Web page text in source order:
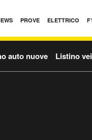
PROVE ELETTRICO
auto nuove Listino